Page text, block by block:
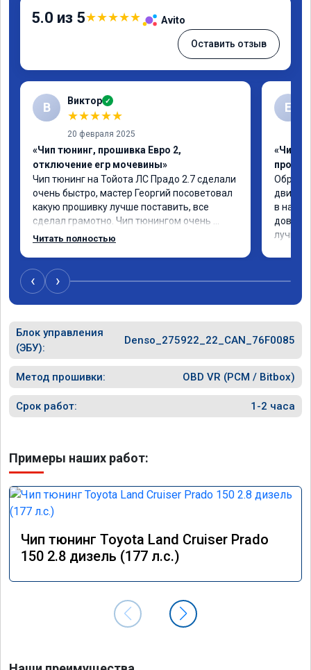
5.0 из 5★★★★★ Avito
Оставить отзыв
В Виктор ✓
★★★★★
20 февраля 2025
«Чип тюнинг, прошивка Евро 2,
отключение егр мочевины»
Чип тюнинг на Тойота ЛС Прадо 2.7 сделали
очень быстро, мастер Георгий посоветовал
какую прошивку лучше поставить, все
сделал грамотно. Чип тюнингом очень
доволен, машина ожила немного, отзыв на
работать лучше, пропали провалы. Расход
топлива остался таким же, но динамика
улучшилась. Советую этот сервис всем.
Читать полностью
Е
«Чип
в
лучше.
‹ ›
Блок управления
(ЭБУ):
Denso_275922_22_CAN_76F0085
Метод прошивки: OBD VR (PCM / Bitbox)
Срок работ: 1-2 часа
Примеры наших работ:
Чип тюнинг Toyota Land Cruiser Prado
150 2.8 дизель (177 л.с.)